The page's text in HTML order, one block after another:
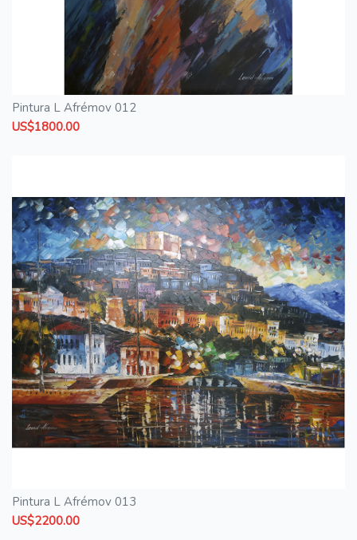
Pintura L Afrémov 012
US$1800.00
Pintura L Afrémov 013
US$2200.00